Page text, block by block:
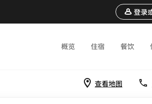
登录
概览 住宿 餐饮
查看地图